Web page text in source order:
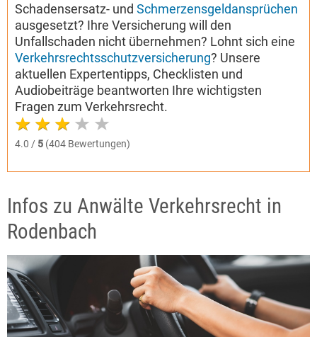
Schadensersatz- und Schmerzensgeldansprüchen
ausgesetzt? Ihre Versicherung will den
Unfallschaden nicht übernehmen? Lohnt sich eine
Verkehrsrechtsschutzversicherung? Unsere
aktuellen Expertentipps, Checklisten und
Audiobeiträge beantworten Ihre wichtigsten
Fragen zum Verkehrsrecht.
4.0 / 5 (404 Bewertungen)
Infos zu Anwälte Verkehrsrecht in
Rodenbach